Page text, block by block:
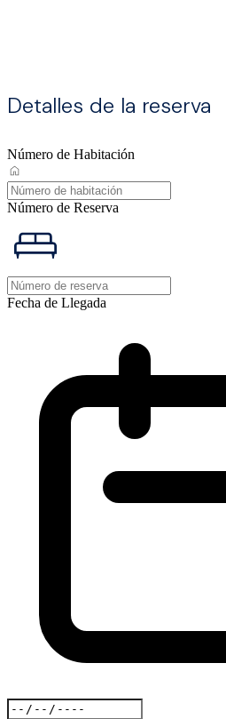
Detalles de la reserva
Número de Habitación
Número de Reserva
Fecha de Llegada